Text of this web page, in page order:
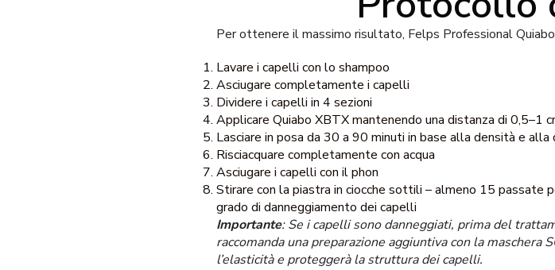
Per ottenere il massimo risultato, Felps Professional
Lavare i capelli con lo shampoo
Asciugare completamente i capelli
Dividere i capelli in 4 sezioni
Applicare Quiabo XBTX mantenendo una distanza di 0,5–1
Lasciare in posa da 30 a 90 minuti in base alla densità e alla
Risciacquare completamente con acqua
Asciugare i capelli con il phon
Stirare con la piastra in ciocche sottili – almeno 15 passate
grado di danneggiamento dei capelli
Importante: Se i capelli sono danneggiati, prima del
raccomanda una preparazione aggiuntiva con la maschera
l’elasticità e proteggerà la struttura dei capelli.